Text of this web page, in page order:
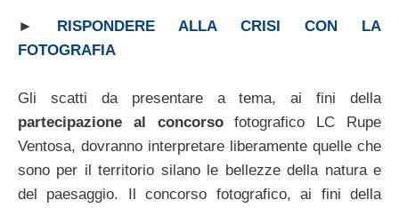
► RISPONDERE ALLA CRISI CON LA
FOTOGRAFIA
Gli scatti da presentare a tema, ai fini della
partecipazione al concorsofotografico LC Rupe
Ventosa, dovranno interpretare liberamente quelle che
sono per il territorio silano le bellezze della natura e
del paesaggio. Il concorso fotografico, ai fini della